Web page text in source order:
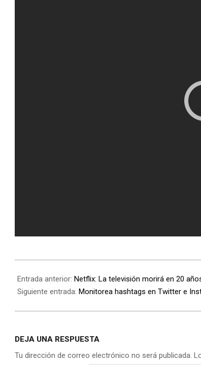
Entrada anterior: Netflix: La televisión morirá en 20
Siguiente entrada: Monitorea hashtags en Twitter e
DEJA UNA RESPUESTA
Tu dirección de correo electrónico no será publicada.